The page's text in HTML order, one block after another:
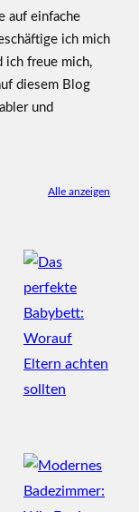
auf einfache
ich mich
ich freue mich,
diesem Blog
und
Alle anzeigen